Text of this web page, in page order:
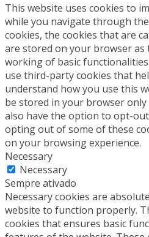
This website uses cookies to
while you navigate through
cookies, the cookies that are
are stored on your browser
working of basic
use third-party cookies that
understand how you use this
be stored in your browser
also have the option to opt-
opting out of some of these
on your browsing experience.
Necessary
Necessary
Sempre ativado
Necessary cookies are
website to function properly.
cookies that ensures basic